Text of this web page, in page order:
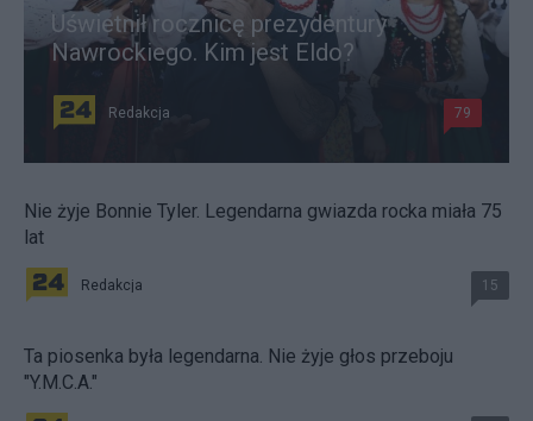
Uświetnił rocznicę prezydentury
Nawrockiego. Kim jest Eldo?
Redakcja 79
Nie żyje Bonnie Tyler. Legendarna gwiazda rocka miała 75
lat
Redakcja 15
Ta piosenka była legendarna. Nie żyje głos przeboju
"Y.M.C.A."